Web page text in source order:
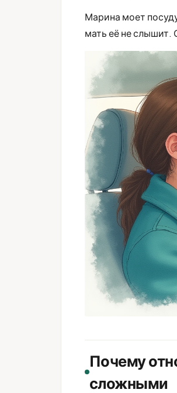
Марина моет
мать её не слышит.
Почему
сложными